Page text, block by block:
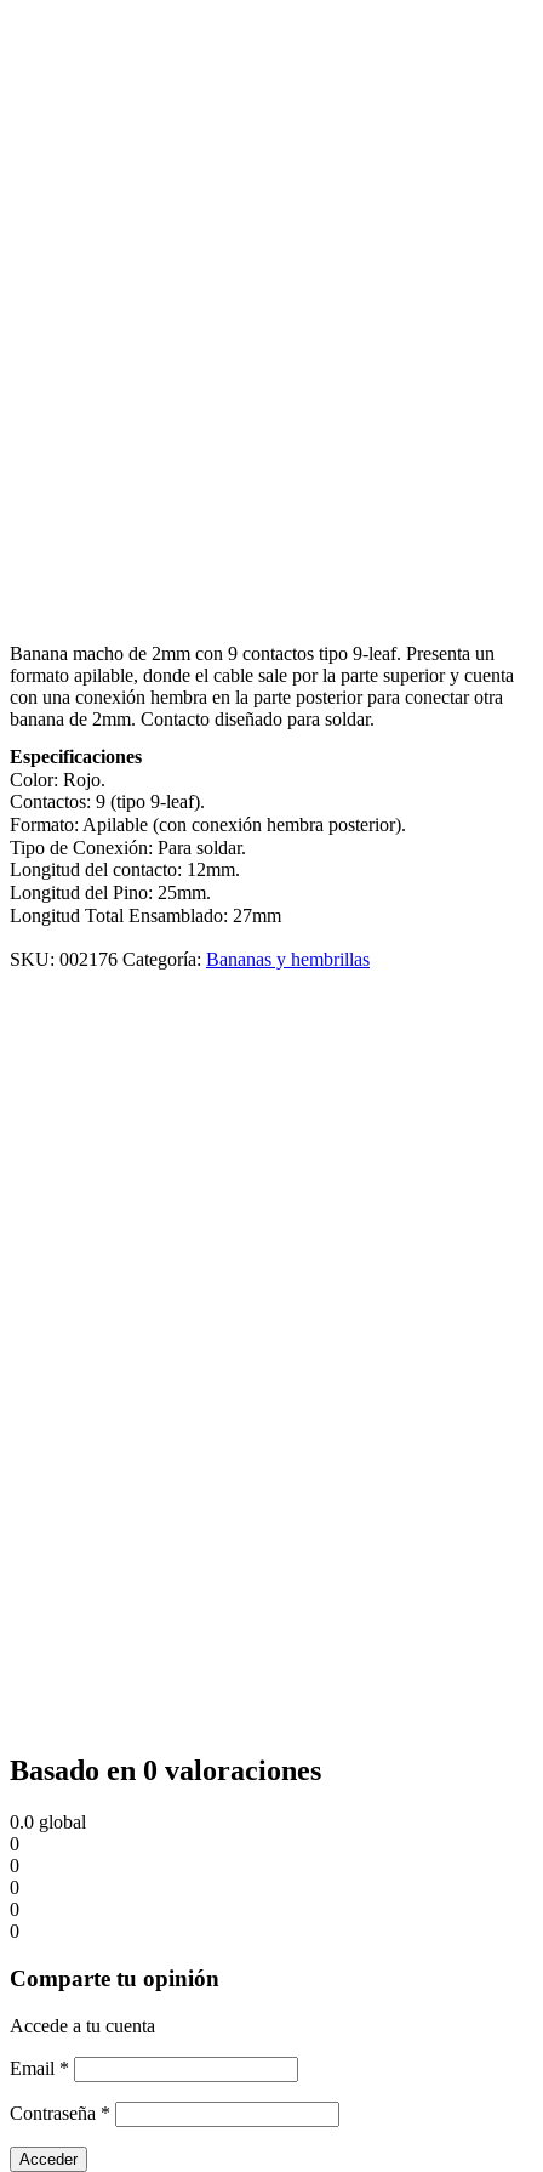
Banana macho de 2mm con 9 contactos tipo 9-leaf. Presenta un
formato apilable, donde el cable sale por la parte superior y cuenta
con una conexión hembra en la parte posterior para conectar otra
banana de 2mm. Contacto diseñado para soldar.
Especificaciones
Color: Rojo.
Contactos: 9 (tipo 9-leaf).
Formato: Apilable (con conexión hembra posterior).
Tipo de Conexión: Para soldar.
Longitud del contacto: 12mm.
Longitud del Pino: 25mm.
Longitud Total Ensamblado: 27mm
SKU: 002176 Categoría: Bananas y hembrillas
Basado en 0 valoraciones
0.0 global
0
0
0
0
0
Comparte tu opinión
Accede a tu cuenta
Email *
Contraseña *